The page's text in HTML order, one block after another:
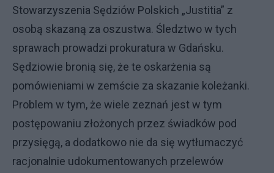
Stowarzyszenia Sędziów Polskich „Justitia” z
osobą skazaną za oszustwa. Śledztwo w tych
sprawach prowadzi prokuratura w Gdańsku.
Sędziowie bronią się, że te oskarżenia są
pomówieniami w zemście za skazanie koleżanki.
Problem w tym, że wiele zeznań jest w tym
postępowaniu złożonych przez świadków pod
przysięgą, a dodatkowo nie da się wytłumaczyć
racjonalnie udokumentowanych przelewów